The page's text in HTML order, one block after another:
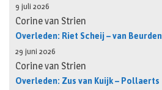
9 juli 2026
Corine van Strien
Overleden: Riet Scheij – van Beurden
29 juni 2026
Corine van Strien
Overleden: Zus van Kuijk – Pollaerts